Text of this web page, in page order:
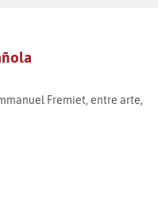
Fremiet, entre arte,